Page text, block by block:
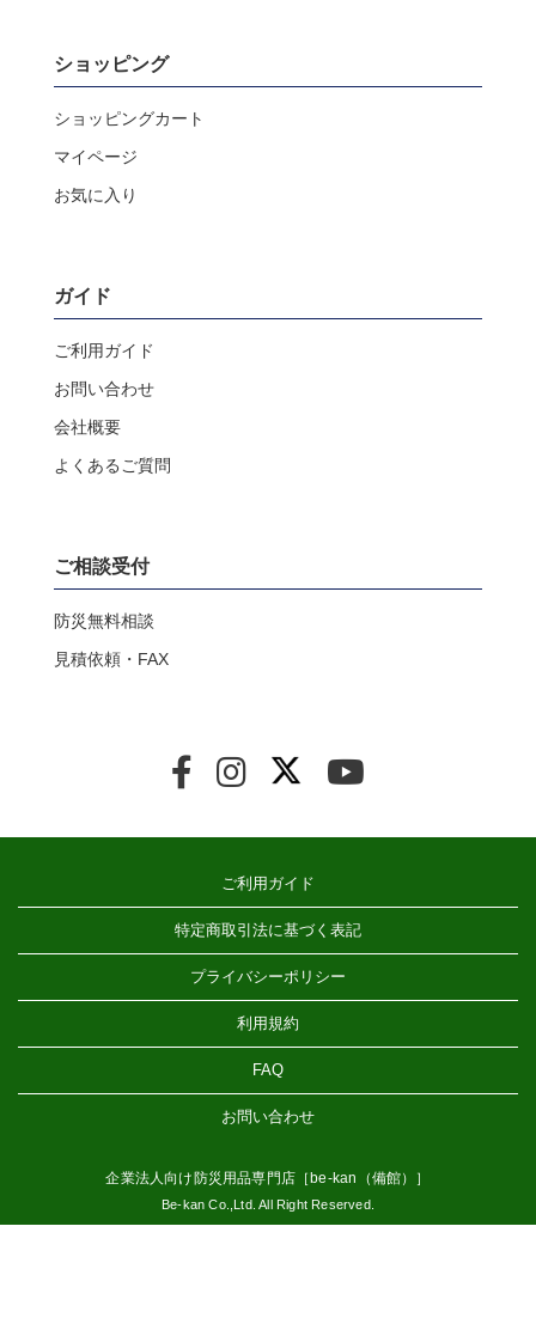
ショッピング
ショッピングカート
マイページ
お気に入り
ガイド
ご利用ガイド
お問い合わせ
会社概要
よくあるご質問
ご相談受付
防災無料相談
見積依頼・FAX
ご利用ガイド
特定商取引法に基づく表記
プライバシーポリシー
利用規約
FAQ
お問い合わせ
企業法人向け防災用品専門店［be-kan（備館）］
Be-kan Co.,Ltd. All Right Reserved.